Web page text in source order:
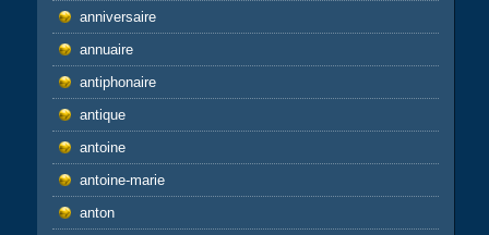
anniversaire
annuaire
antiphonaire
antique
antoine
antoine-marie
anton